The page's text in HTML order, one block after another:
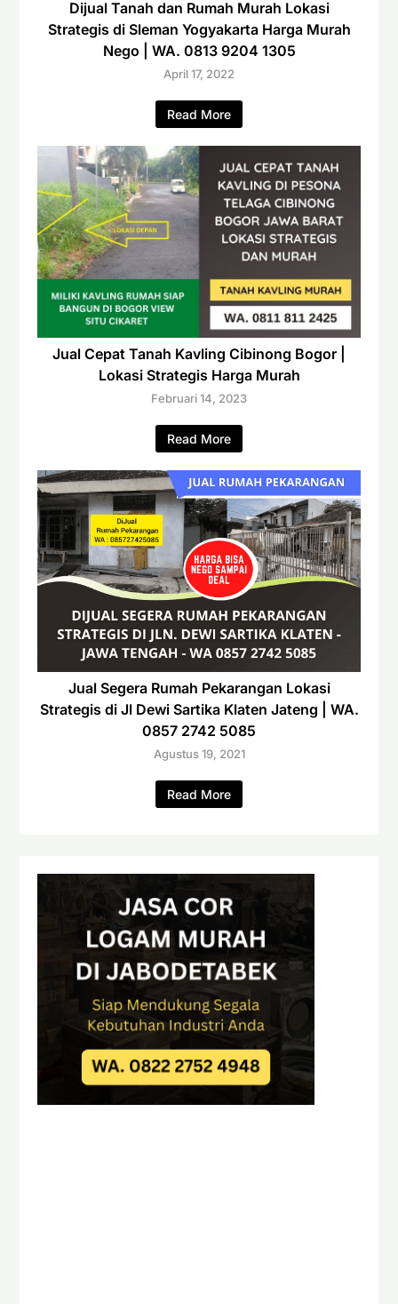
Dijual Tanah dan Rumah Murah Lokasi
Strategis di Sleman Yogyakarta Harga Murah
Nego | WA. 0813 9204 1305
April 17, 2022
Read More
Jual Cepat Tanah Kavling Cibinong Bogor |
Lokasi Strategis Harga Murah
Februari 14, 2023
Read More
Jual Segera Rumah Pekarangan Lokasi
Strategis di Jl Dewi Sartika Klaten Jateng | WA.
0857 2742 5085
Agustus 19, 2021
Read More